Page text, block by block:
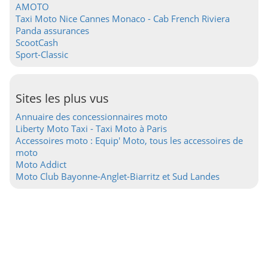
AMOTO
Taxi Moto Nice Cannes Monaco - Cab French Riviera
Panda assurances
ScootCash
Sport-Classic
Sites les plus vus
Annuaire des concessionnaires moto
Liberty Moto Taxi - Taxi Moto à Paris
Accessoires moto : Equip' Moto, tous les accessoires de
moto
Moto Addict
Moto Club Bayonne-Anglet-Biarritz et Sud Landes